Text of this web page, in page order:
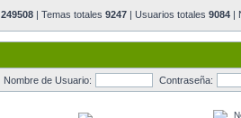
249508 | Temas totales 9247 | Usuarios totales 9084 |
Nombre de Usuario: Contraseña: